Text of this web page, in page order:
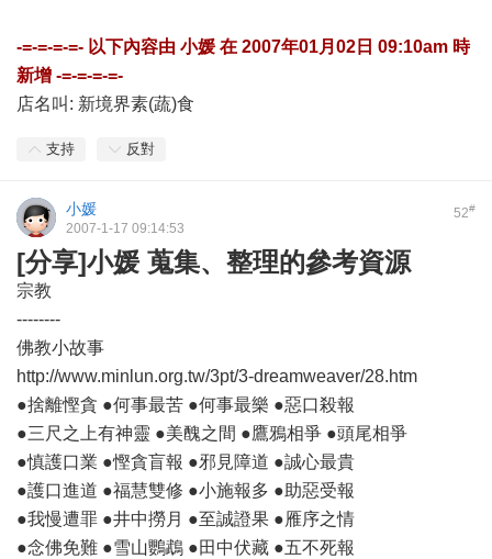
-=-=-=-=- 以下內容由 小媛 在 2007年01月02日 09:10am 時
新增 -=-=-=-=-
店名叫: 新境界素(蔬)食
支持 反對
52#
小媛
2007-1-17 09:14:53
[分享]小媛 蒐集、整理的參考資源
宗教
--------
佛教小故事
http://www.minlun.org.tw/3pt/3-dreamweaver/28.htm
●捨離慳貪 ●何事最苦 ●何事最樂 ●惡口殺報
●三尺之上有神靈 ●美醜之間 ●鷹鴉相爭 ●頭尾相爭
●慎護口業 ●慳貪盲報 ●邪見障道 ●誠心最貴
●護口進道 ●福慧雙修 ●小施報多 ●助惡受報
●我慢遭罪 ●井中撈月 ●至誠證果 ●雁序之情
●念佛免難 ●雪山鸚鵡 ●田中伏藏 ●五不死報